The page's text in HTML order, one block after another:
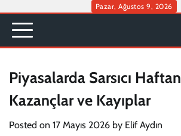
content
Pazar, Ağustos 9, 2026
Piyasalarda Sarsıcı
Kazançlar ve Kayıplar
Posted on 17 Mayıs 2026 by Elif Aydın